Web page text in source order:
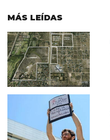
MÁS LEÍDAS
Imagen